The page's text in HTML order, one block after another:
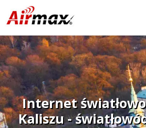
Internet
Kaliszu -